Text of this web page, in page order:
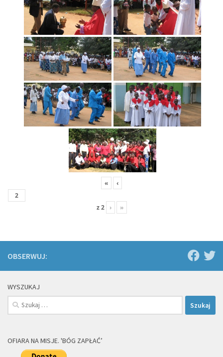
« ‹
z2 › »
OBSERWUJ:
WYSZUKAJ
Szukaj:
OFIARA NA MISJE. 'BÓG ZAPŁAĆ’